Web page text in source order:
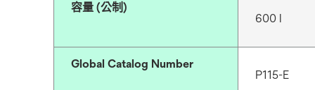
容量 (公制)
600 l
Global Catalog Number
P115-E